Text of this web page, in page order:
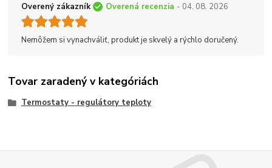
Overený zákazník Overená recenzia - 04. 08. 2026
Nemôžem si vynachváliť, produkt je skvelý a rýchlo doručený.
Tovar zaradený v kategóriách
Termostaty - regulátory teploty